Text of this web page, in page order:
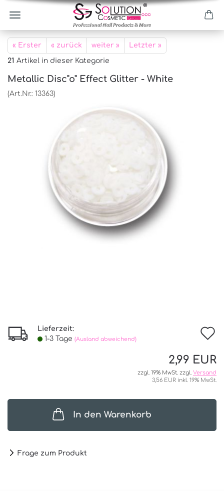
« Erster « zurück weiter » Letzter »
21 Artikel in dieser Kategorie
Metallic Disc"o" Effect Glitter - White
(Art.Nr.: 13363)
Lieferzeit:
1-3 Tage (Ausland abweichend)
2,99 EUR
zzgl. 19% MwSt. zzgl. Versand
3,56 EUR inkl. 19% MwSt.
In den Warenkorb
Frage zum Produkt